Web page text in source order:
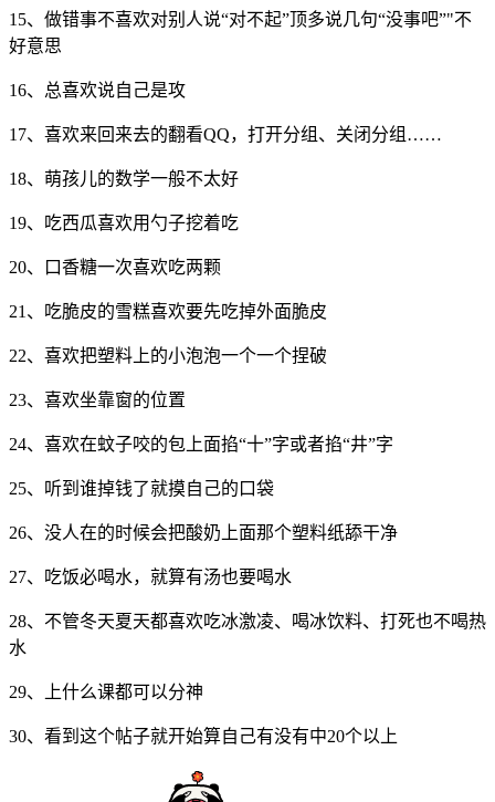
15、做错事不喜欢对别人说“对不起”顶多说几句“没事吧”"不
好意思
16、总喜欢说自己是攻
17、喜欢来回来去的翻看QQ，打开分组、关闭分组……
18、萌孩儿的数学一般不太好
19、吃西瓜喜欢用勺子挖着吃
20、口香糖一次喜欢吃两颗
21、吃脆皮的雪糕喜欢要先吃掉外面脆皮
22、喜欢把塑料上的小泡泡一个一个捏破
23、喜欢坐靠窗的位置
24、喜欢在蚊子咬的包上面掐“十”字或者掐“井”字
25、听到谁掉钱了就摸自己的口袋
26、没人在的时候会把酸奶上面那个塑料纸舔干净
27、吃饭必喝水，就算有汤也要喝水
28、不管冬天夏天都喜欢吃冰激凌、喝冰饮料、打死也不喝热
水
29、上什么课都可以分神
30、看到这个帖子就开始算自己有没有中20个以上